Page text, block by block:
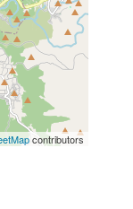
contributors